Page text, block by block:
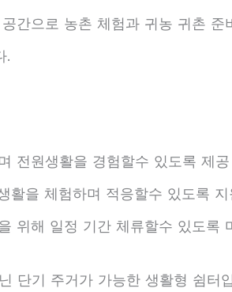
간으로 농촌 체험과 귀농 귀촌 준
.
전원생활을 경험할수 있도록 제공
을 체험하며 적응할수 있도록 지
위해 일정 기간 체류할수 있도록
단기 주거가 가능한 생활형 쉼터